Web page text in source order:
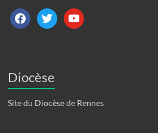
facebooktwitter youtube
Diocèse
Site du Diocèse de Rennes